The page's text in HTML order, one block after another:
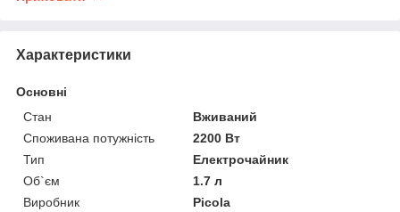
Характеристики
Основні
Стан
Вживаний
Споживана потужність
2200 Вт
Тип
Електрочайник
Об`єм
1.7 л
Виробник
Picola